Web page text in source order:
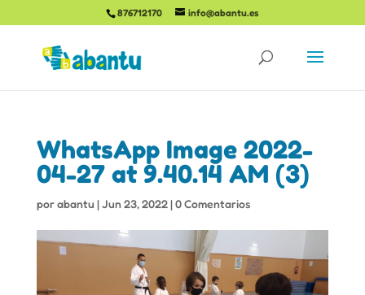
876712170 info@abantu.es
WhatsApp Image 2022-
04-27 at 9.40.14 AM (3)
porabantu |Jun 23, 2022|0 Comentarios